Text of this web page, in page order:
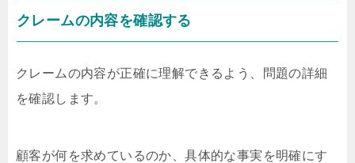
クレームの内容を確認する
クレームの内容が正確に理解できるよう、問題の詳細
を確認します。
顧客が何を求めているのか、具体的な事実を明確にす